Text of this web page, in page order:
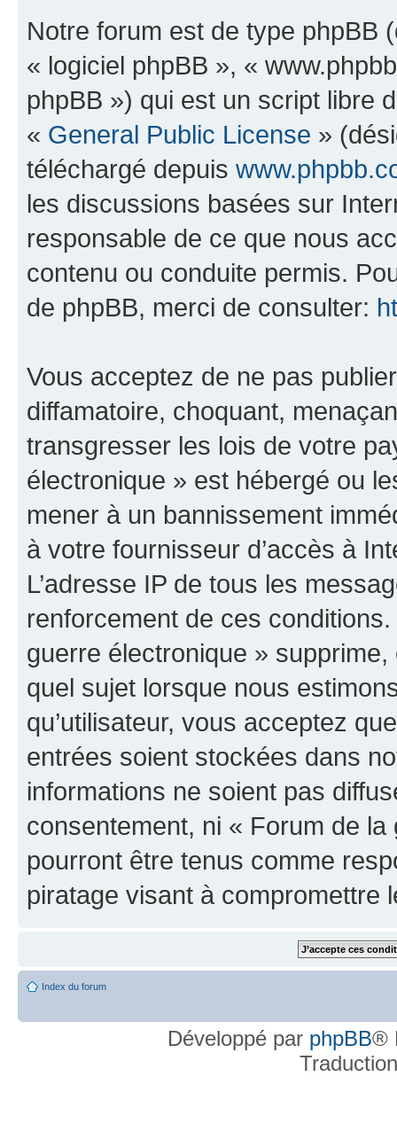
Notre forum est de type phpBB
« logiciel phpBB », «
phpBB ») qui est un script libre
« General Public License »
téléchargé depuis
les discussions basées sur
responsable de ce que nous
contenu ou conduite permis.
de phpBB, merci de consulter:
Vous acceptez de ne pas
diffamatoire, choquant,
transgresser les lois de votre
électronique » est hébergé ou
mener à un bannissement
à votre fournisseur d’accès à
L’adresse IP de tous les
renforcement de ces
guerre électronique »
quel sujet lorsque nous
qu’utilisateur, vous acceptez
entrées soient stockées dans
informations ne soient pas
consentement, ni « Forum de
pourront être tenus comme
piratage visant à compromettre
Index du forum
Développé par phpBB®